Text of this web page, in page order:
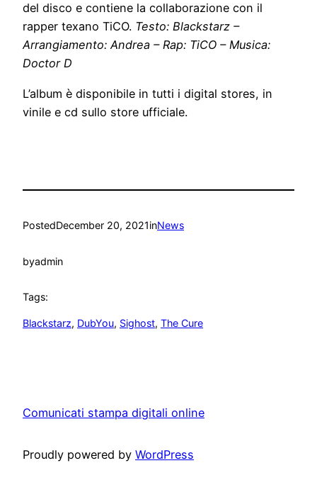
del disco e contiene la collaborazione con il
rapper texano TiCO. Testo: Blackstarz –
Arrangiamento: Andrea – Rap: TiCO – Musica:
Doctor D
L’album è disponibile in tutti i digital stores, in
vinile e cd sullo store ufficiale.
PostedDecember 20, 2021inNews
byadmin
Tags:
Blackstarz, DubYou, Sighost, The Cure
Comunicati stampa digitali online
Proudly powered by WordPress